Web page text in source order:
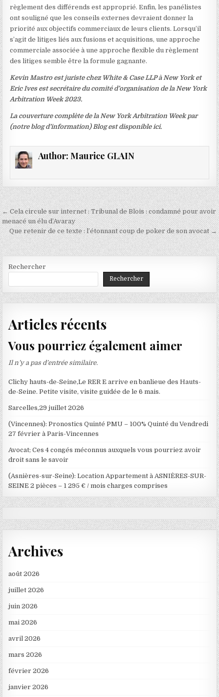
règlement des différends est approprié. Enfin, les panélistes
ont souligné que les conseils externes devraient donner la
priorité aux objectifs commerciaux de leurs clients. Lorsqu’il
s’agit de litiges liés aux fusions et acquisitions, une approche
commerciale associée à une approche flexible du règlement
des litiges semble être la formule gagnante.
Kevin Mastro est juriste chez White & Case LLP à New York et
Eric Ives est secrétaire du comité d’organisation de la New York
Arbitration Week 2023.
La couverture complète de la New York Arbitration Week par
(notre blog d’information) Blog est disponibleici.
Author: Maurice GLAIN
Navigation
de
l’article
← Cela circule sur internet : Tribunal de Blois : condamné pour avoir
menacé un élu d’Avaray
Que retenir de ce texte : l’étonnant coup de poker de son avocat →
Rechercher
Rechercher
Articles récents
Vous pourriez également aimer
Il n’y a pas d’entrée similaire.
Clichy hauts-de-Seine,Le RER E arrive en banlieue des Hauts-
de-Seine. Petite visite, visite guidée de le 6 mais.
Sarcelles,29 juillet 2026
(Vincennes): Pronostics Quinté PMU – 100% Quinté du Vendredi
27 février à Paris-Vincennes
Avocat; Ces 4 congés méconnus auxquels vous pourriez avoir
droit sans le savoir
(Asnières-sur-Seine): Location Appartement à ASNIÈRES-SUR-
SEINE 2 pièces – 1 295 € / mois charges comprises
Archives
août 2026
juillet 2026
juin 2026
mai 2026
avril 2026
mars 2026
février 2026
janvier 2026